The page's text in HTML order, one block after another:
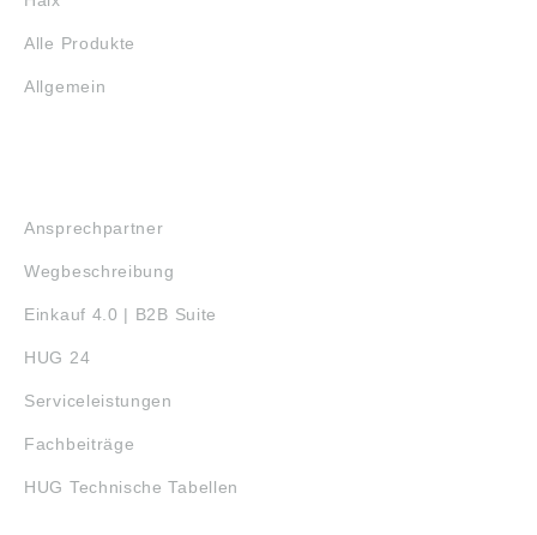
Alle Produkte
Allgemein
Ansprechpartner
Wegbeschreibung
Einkauf 4.0 | B2B Suite
HUG 24
Serviceleistungen
Fachbeiträge
HUG Technische Tabellen